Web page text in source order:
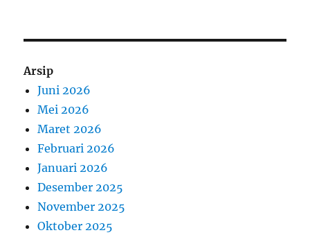
Arsip
Juni 2026
Mei 2026
Maret 2026
Februari 2026
Januari 2026
Desember 2025
November 2025
Oktober 2025